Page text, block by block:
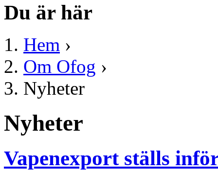
Du är här
Hem ›
Om Ofog ›
Nyheter
Nyheter
Vapenexport ställs